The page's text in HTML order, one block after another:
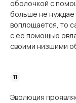
оболочкой с
больше не
воплощается, то
с ее помощью
своими низшими
Эволюция